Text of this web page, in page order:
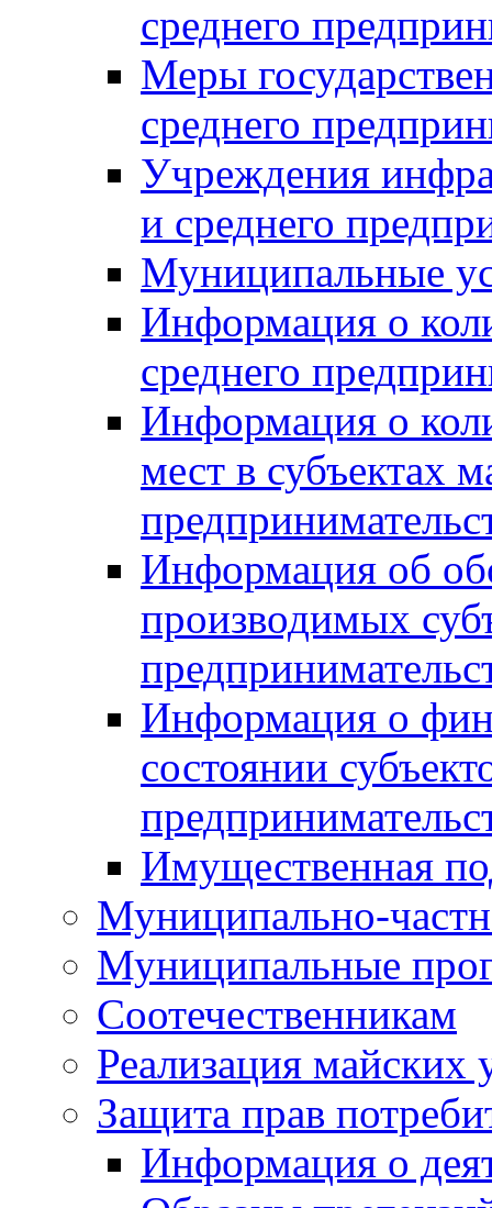
среднего
Меры
среднего
Учреждения
и среднего
Муниципальные
Информация о
среднего
Информация о
мест в субъектах
Информация об
производимых
Информация о
состоянии
Имущественная
Муниципально-
Муниципальные
Соотечественникам
Реализация майских
Защита прав
Информация о